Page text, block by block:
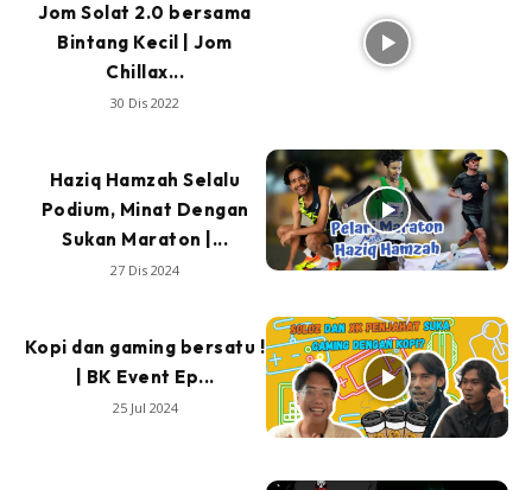
Jom Solat 2.0 bersama
Bintang Kecil | Jom
Chillax...
30 Dis 2022
Haziq Hamzah Selalu
Podium, Minat Dengan
Sukan Maraton |...
27 Dis 2024
Kopi dan gaming bersatu !
| BK Event Ep...
25 Jul 2024